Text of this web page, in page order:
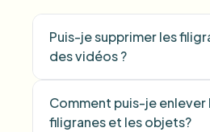
Puis-je supprimer les
des vidéos ?
Comment puis-je enlever
filigranes et les objets?